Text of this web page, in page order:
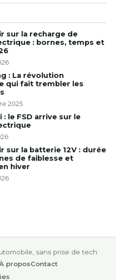
sur la recharge de
: bornes, temps et
: La révolution
qui fait trembler les
2025
: le FSD arrive sur le
sur la batterie 12V : durée
de faiblesse et
hiver
sans prise de tech
proposContact